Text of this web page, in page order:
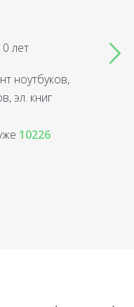
лет
ноутбуков,
эл. книг
10226